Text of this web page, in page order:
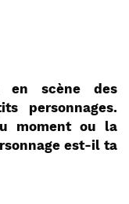
en scène des
personnages.
moment ou la
est-il ta